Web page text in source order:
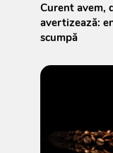
Curent avem,
avertizează:
scumpă